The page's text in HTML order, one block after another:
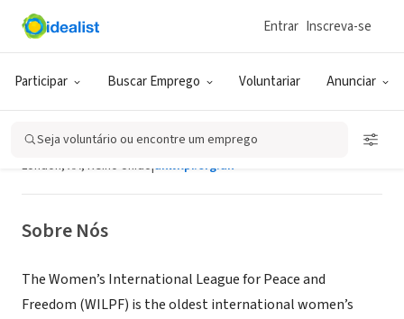
Participar Buscar Emprego Voluntariar Anunciar
Entrar Inscreva-se
Seja voluntário ou encontre um emprego
ONG (SETOR SOCIAL)
Women's International League for
Peace and Freedom (WILPF) UK
Section
London, XA, Reino Unido|ukwilpf.org.uk
Sobre Nós
The Women’s International League for Peace and
Freedom (WILPF) is the oldest international women’s